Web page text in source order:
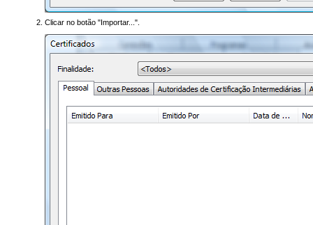
Clicar no botão "Importar...".